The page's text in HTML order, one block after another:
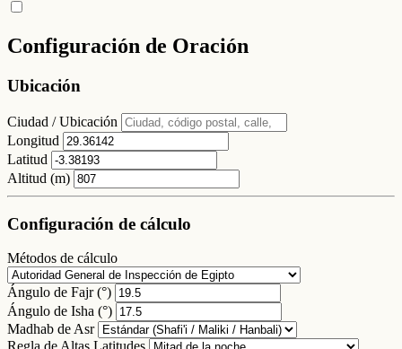
Configuración de Oración
Ubicación
Ciudad / Ubicación
Longitud
Latitud
Altitud (m)
Configuración de cálculo
Métodos de cálculo
Ángulo de Fajr (°)
Ángulo de Isha (°)
Madhab de Asr